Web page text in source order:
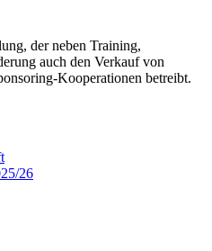
der neben Training,
auch den Verkauf von
Kooperationen betreibt.
26